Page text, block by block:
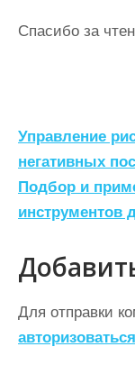
Спасибо за
Н
а
в
и
г
а
ц
и
Управление
негативных
Подбор и
инструментов
Для отправки
авторизоваться